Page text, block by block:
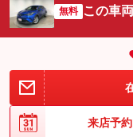
無料 この車
来店予約